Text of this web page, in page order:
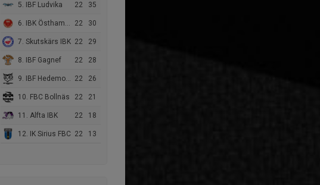
5. IBF Ludvika 22 35
6. IBK Östhammar 22 30
7. Skutskärs IBK 22 29
8. IBF Gagnef 22 28
9. IBF Hedemora 22 26
10. FBC Bollnäs 22 21
11. Alfta IBK 22 18
12. IK Sirius FBC 22 13